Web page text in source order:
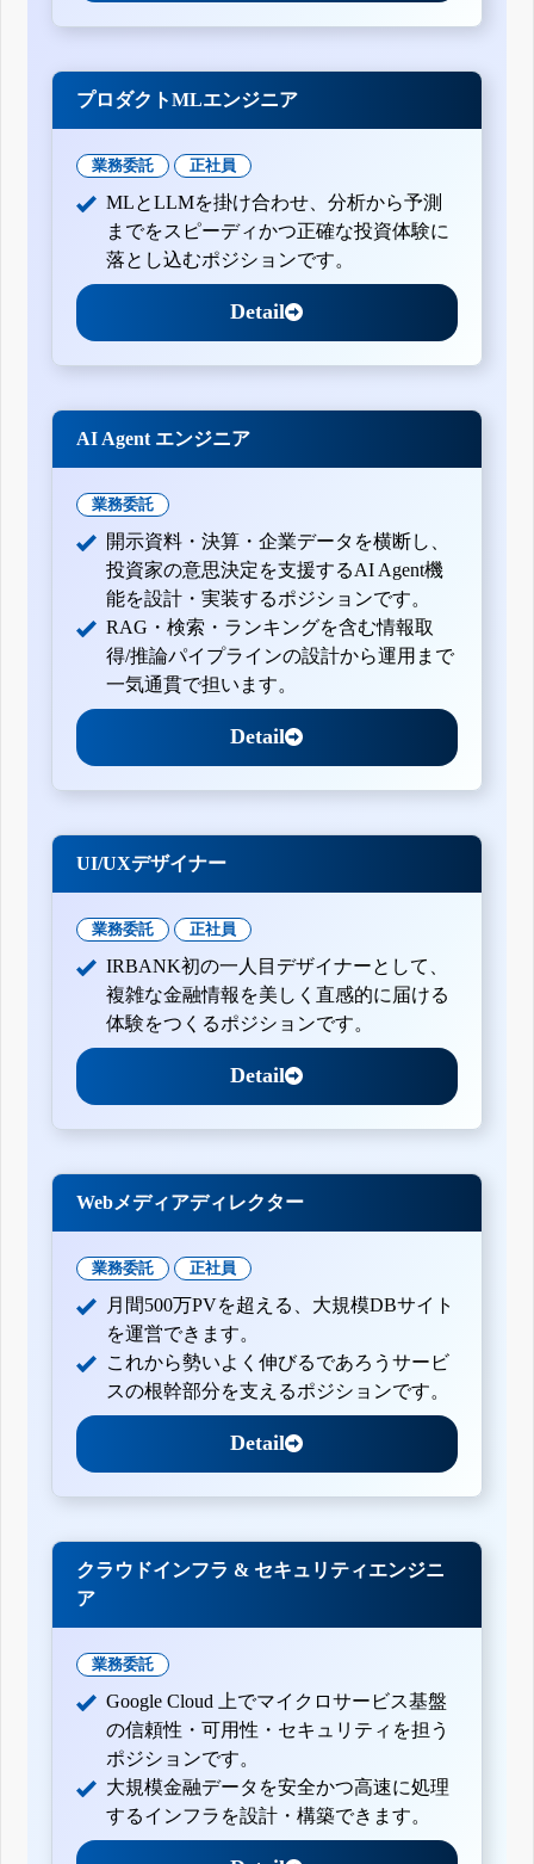
プロダクトMLエンジニア
業務委託 正社員
MLとLLMを掛け合わせ、分析から予測
までをスピーディかつ正確な投資体験に
落とし込むポジションです。
Detail
AI Agent エンジニア
業務委託
開示資料・決算・企業データを横断し、
投資家の意思決定を支援するAI Agent機
能を設計・実装するポジションです。
RAG・検索・ランキングを含む情報取
得/推論パイプラインの設計から運用まで
一気通貫で担います。
Detail
UI/UXデザイナー
業務委託 正社員
IRBANK初の一人目デザイナーとして、
複雑な金融情報を美しく直感的に届ける
体験をつくるポジションです。
Detail
Webメディアディレクター
業務委託 正社員
月間500万PVを超える、大規模DBサイト
を運営できます。
これから勢いよく伸びるであろうサービ
スの根幹部分を支えるポジションです。
Detail
クラウドインフラ & セキュリティエンジニ
ア
業務委託
Google Cloud 上でマイクロサービス基盤
の信頼性・可用性・セキュリティを担う
ポジションです。
大規模金融データを安全かつ高速に処理
するインフラを設計・構築できます。